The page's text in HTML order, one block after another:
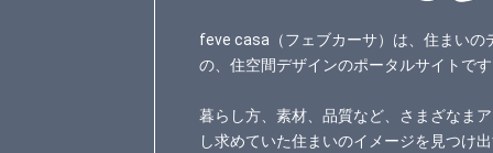
feve casa（フェブカーサ）は、住まいの
の、住空間デザインのポータルサイトで
暮らし方、素材、品質など、さまざなま
し求めていた住まいのイメージを見つけ